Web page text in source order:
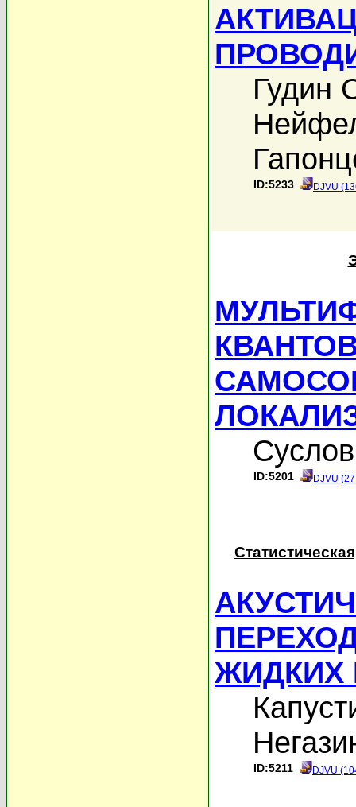
Гудин
ID:5233 DJVU
ID:5201 DJVU
ЖИДКИХ
ID:5211 DJVU